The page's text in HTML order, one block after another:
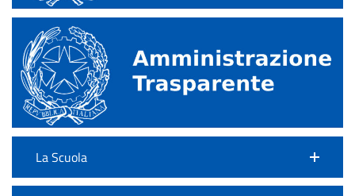
La Scuola